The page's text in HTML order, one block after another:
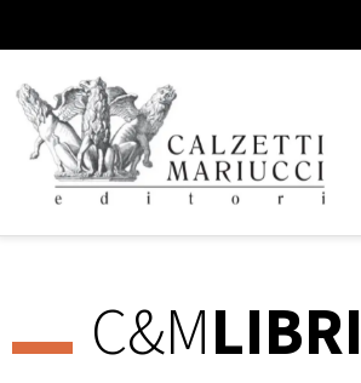
C&MLIBRI